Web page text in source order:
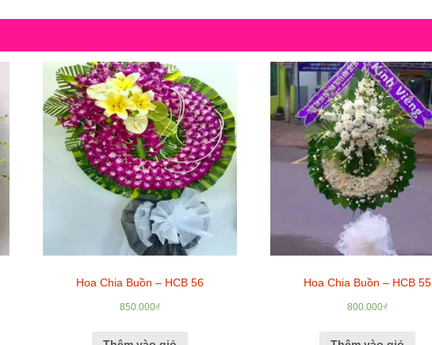
Hoa Chia Buồn – HCB 56
850.000₫
Hoa Chia Buồn – HCB 55
800.000₫